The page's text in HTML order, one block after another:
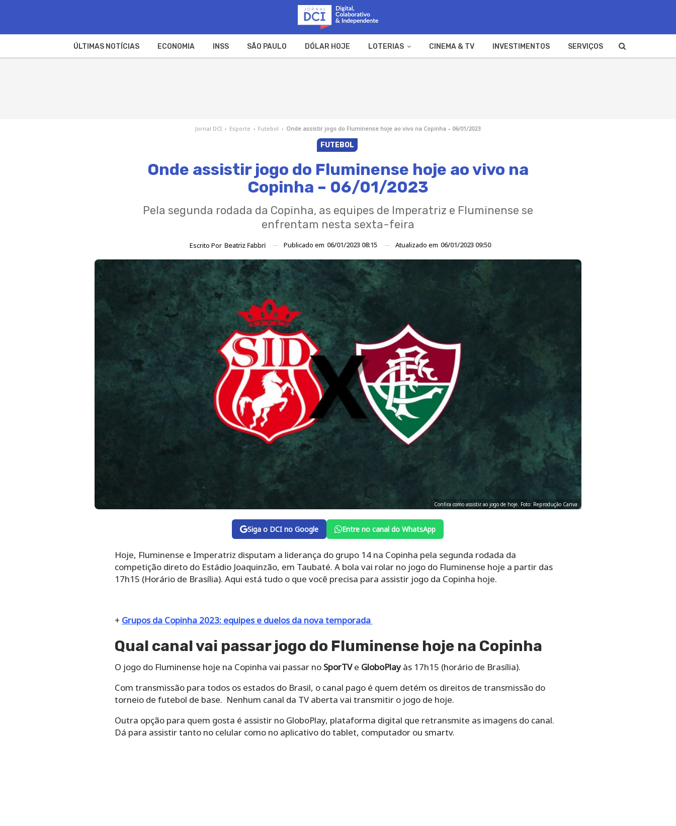
ÚLTIMAS NOTÍCIAS ECONOMIA INSS SÃO PAULO DÓLAR HOJE LOTERIAS CINEMA & TV INVESTIMENTOS SERVIÇOS
Jornal DCI › Esporte › Futebol › Onde assistir jogo do Fluminense hoje ao vivo na Copinha – 06/01/2023
FUTEBOL
Onde assistir jogo do Fluminense hoje ao vivo na
Copinha – 06/01/2023
Pela segunda rodada da Copinha, as equipes de Imperatriz e Fluminense se
enfrentam nesta sexta-feira
Escrito Por Beatriz Fabbri Publicado em 06/01/2023 08:15 Atualizado em 06/01/2023 09:50
Confira como assistir ao jogo de hoje. Foto: Reprodução Canva
Siga o DCI no Google Entre no canal do WhatsApp
Hoje, Fluminense e Imperatriz disputam a liderança do grupo 14 na Copinha pela segunda rodada da
competição direto do Estádio Joaquinzão, em Taubaté. A bola vai rolar no jogo do Fluminense hoje a partir das
17h15 (Horário de Brasília). Aqui está tudo o que você precisa para assistir jogo da Copinha hoje.
+ Grupos da Copinha 2023: equipes e duelos da nova temporada
Qual canal vai passar jogo do Fluminense hoje na Copinha
O jogo do Fluminense hoje na Copinha vai passar no SporTVe GloboPlayàs 17h15 (horário de Brasília).
Com transmissão para todos os estados do Brasil, o canal pago é quem detém os direitos de transmissão do
torneio de futebol de base. Nenhum canal da TV aberta vai transmitir o jogo de hoje.
Outra opção para quem gosta é assistir no GloboPlay, plataforma digital que retransmite as imagens do canal.
Dá para assistir tanto no celular como no aplicativo do tablet, computador ou smartv.